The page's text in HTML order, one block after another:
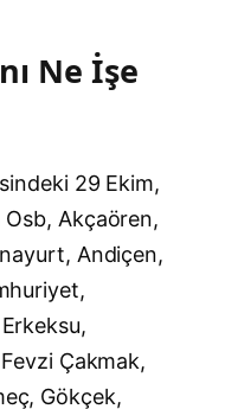
Ne İşe
29 Ekim,
Akçaören,
Andiçen,
Çakmak,
Gökçek,